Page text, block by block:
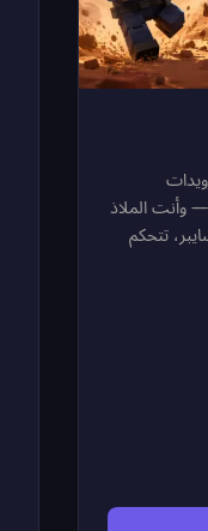
— وأنت الملاذ
تتحكم
النار